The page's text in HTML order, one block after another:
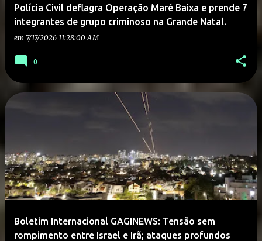
Polícia Civil deflagra Operação Maré Baixa e prende 7
integrantes de grupo criminoso na Grande Natal.
em 7/17/2026 11:28:00 AM
0
Boletim Internacional GAGINEWS: Tensão sem
rompimento entre Israel e Irã; ataques profundos